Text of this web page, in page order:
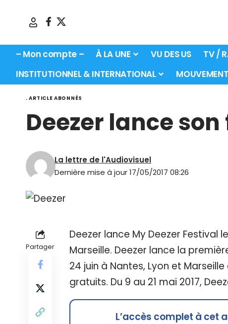
– Mon compte – À LA UNE VU DES US TV /
INSTITUTIONNEL & INTERNATIONAL
. ARTICLE ABONNÉS
Deezer lance
Dernière mise à jour 17/05/2017 08:26
La lettre de l'Audiovisuel
Partager
Deezer lance My Deezer Festival
Marseille. Deezer lance la
24 juin à Nantes, Lyon et
gratuits. Du 9 au 21 mai 2017,
L’accès complet à cet